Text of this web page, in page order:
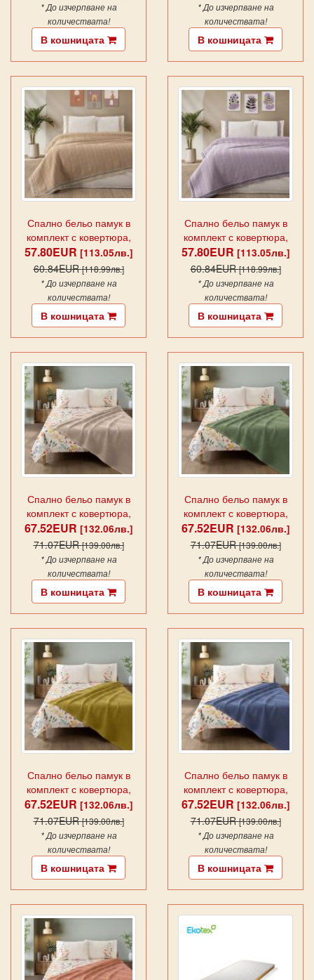
* До изчерпване на
количествата!
В кошницата
* До изчерпване на
количествата!
В кошницата
Спално бельо памук в
комплект с ковертюра,
MELANIE ,латте
57.80EUR [113.05лв.]
60.84EUR[118.99лв.]
* До изчерпване на
количествата!
В кошницата
Спално бельо памук в
комплект с ковертюра,
MELANIE, лила
57.80EUR [113.05лв.]
60.84EUR[118.99лв.]
* До изчерпване на
количествата!
В кошницата
Спално бельо памук в
комплект с ковертюра,
FAYETTE CAPPUCCINO
67.52EUR [132.06лв.]
71.07EUR[139.00лв.]
* До изчерпване на
количествата!
В кошницата
Спално бельо памук в
комплект с ковертюра,
FAYETTE GREEN
67.52EUR [132.06лв.]
71.07EUR[139.00лв.]
* До изчерпване на
количествата!
В кошницата
Спално бельо памук в
комплект с ковертюра,
FAYETTE YELLOW
67.52EUR [132.06лв.]
71.07EUR[139.00лв.]
* До изчерпване на
количествата!
В кошницата
Спално бельо памук в
комплект с ковертюра,
FAYETTE BLUE
67.52EUR [132.06лв.]
71.07EUR[139.00лв.]
* До изчерпване на
количествата!
В кошницата